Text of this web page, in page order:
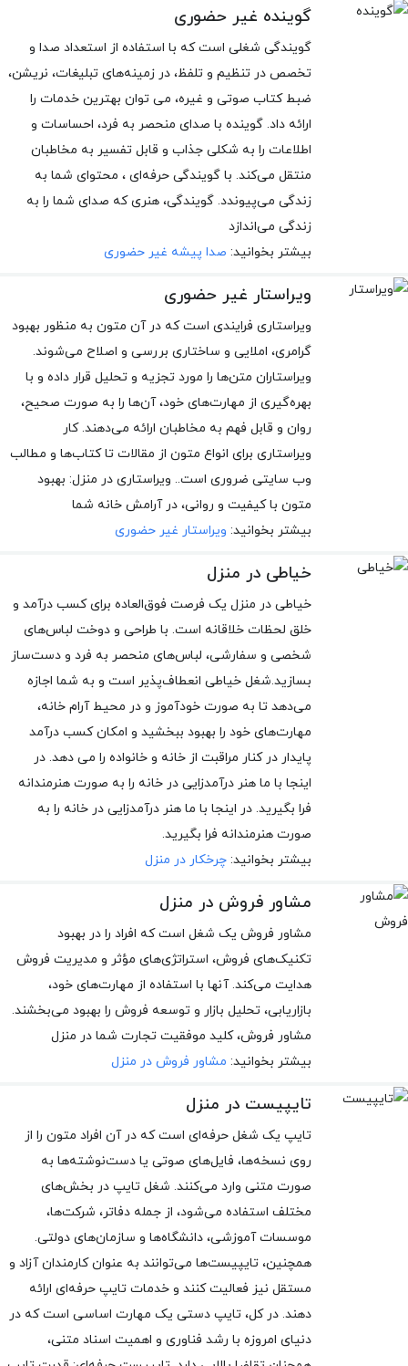
گوینده غیر حضوری
گویندگی شغلی است که با استفاده از استعداد صدا و
تخصص در تنظیم و تلفظ، در زمینه‌های تبلیغات، نریشن،
ضبط کتاب صوتی و غیره، می توان بهترین خدمات را
ارائه داد. گوینده با صدای منحصر به فرد، احساسات و
اطلاعات را به شکلی جذاب و قابل تفسیر به مخاطبان
منتقل می‌کند. با گویندگی حرفه‌ای ، محتوای شما به
زندگی می‌پیوندد. گویندگی، هنری که صدای شما را به
زندگی می‌اندازد
بیشتر بخوانید: صدا پیشه غیر حضوری
ویراستار غیر حضوری
ویراستاری فرایندی است که در آن متون به منظور بهبود
گرامری، املایی و ساختاری بررسی و اصلاح می‌شوند.
ویراستاران متن‌ها را مورد تجزیه و تحلیل قرار داده و با
بهره‌گیری از مهارت‌های خود، آن‌ها را به صورت صحیح،
روان و قابل فهم به مخاطبان ارائه می‌دهند. کار
ویراستاری برای انواع متون از مقالات تا کتاب‌ها و مطالب
وب سایتی ضروری است.. ویراستاری در منزل: بهبود
متون با کیفیت و روانی، در آرامش خانه شما
بیشتر بخوانید: ویراستار غیر حضوری
خیاطی در منزل
خیاطی در منزل یک فرصت فوق‌العاده برای کسب درآمد و
خلق لحظات خلاقانه است. با طراحی و دوخت لباس‌های
شخصی و سفارشی، لباس‌های منحصر به فرد و دست‌ساز
بسازید.شغل خیاطی انعطاف‌پذیر است و به شما اجازه
می‌دهد تا به صورت خودآموز و در محیط آرام خانه،
مهارت‌های خود را بهبود ببخشید و امکان کسب درآمد
پایدار در کنار مراقبت از خانه و خانواده را می دهد. در
اینجا با ما هنر درآمدزایی در خانه را به صورت هنرمندانه
فرا بگیرید. در اینجا با ما هنر درآمدزایی در خانه را به
صورت هنرمندانه فرا بگیرید.
بیشتر بخوانید: چرخکار در منزل
مشاور فروش در منزل
مشاور فروش یک شغل است که افراد را در بهبود
تکنیک‌های فروش، استراتژی‌های مؤثر و مدیریت فروش
هدایت می‌کند. آنها با استفاده از مهارت‌های خود،
بازاریابی، تحلیل بازار و توسعه فروش را بهبود می‌بخشند.
مشاور فروش، کلید موفقیت تجارت شما در منزل
بیشتر بخوانید: مشاور فروش در منزل
تایپیست در منزل
تایپ یک شغل حرفه‌ای است که در آن افراد متون را از
روی نسخه‌ها، فایل‌های صوتی یا دست‌نوشته‌ها به
صورت متنی وارد می‌کنند. شغل تایپ در بخش‌های
مختلف استفاده می‌شود، از جمله دفاتر، شرکت‌ها،
موسسات آموزشی، دانشگاه‌ها و سازمان‌های دولتی.
همچنین، تایپیست‌ها می‌توانند به عنوان کارمندان آزاد و
مستقل نیز فعالیت کنند و خدمات تایپ حرفه‌ای ارائه
دهند. در کل، تایپ دستی یک مهارت اساسی است که در
دنیای امروزه با رشد فناوری و اهمیت اسناد متنی،